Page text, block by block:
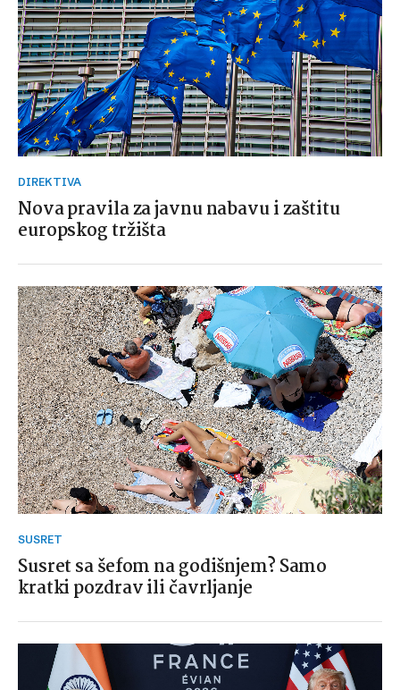
DIREKTIVA
Nova pravila za javnu nabavu i zaštitu
europskog tržišta
SUSRET
Susret sa šefom na godišnjem? Samo
kratki pozdrav ili čavrljanje